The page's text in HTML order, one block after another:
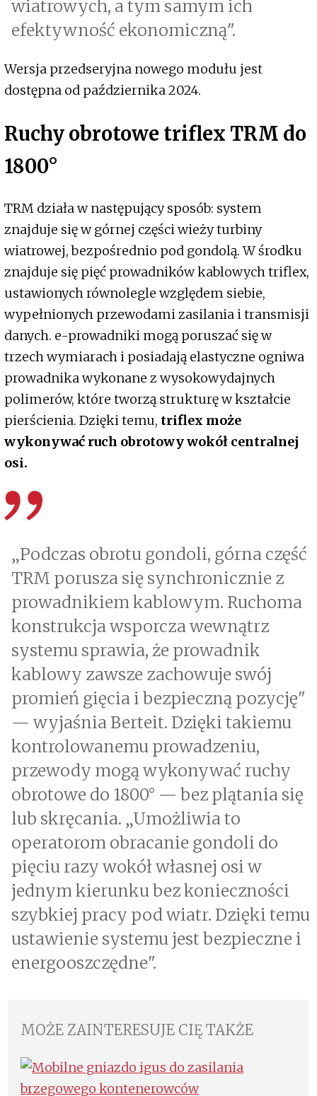
wiatrowych, a tym samym ich
efektywność ekonomiczną".
Wersja przedseryjna nowego modułu jest
dostępna od października 2024.
Ruchy obrotowe triflex TRM do
1800°
TRM działa w następujący sposób: system
znajduje się w górnej części wieży turbiny
wiatrowej, bezpośrednio pod gondolą. W środku
znajduje się pięć prowadników kablowych triflex,
ustawionych równolegle względem siebie,
wypełnionych przewodami zasilania i transmisji
danych. e-prowadniki mogą poruszać się w
trzech wymiarach i posiadają elastyczne ogniwa
prowadnika wykonane z wysokowydajnych
polimerów, które tworzą strukturę w kształcie
pierścienia. Dzięki temu, triflex może
wykonywać ruch obrotowy wokół centralnej
osi.
„Podczas obrotu gondoli, górna część
TRM porusza się synchronicznie z
prowadnikiem kablowym. Ruchoma
konstrukcja wsporcza wewnątrz
systemu sprawia, że prowadnik
kablowy zawsze zachowuje swój
promień gięcia i bezpieczną pozycję"
— wyjaśnia Berteit. Dzięki takiemu
kontrolowanemu prowadzeniu,
przewody mogą wykonywać ruchy
obrotowe do 1800° — bez plątania się
lub skręcania. „Umożliwia to
operatorom obracanie gondoli do
pięciu razy wokół własnej osi w
jednym kierunku bez konieczności
szybkiej pracy pod wiatr. Dzięki temu
ustawienie systemu jest bezpieczne i
energooszczędne".
MOŻE ZAINTERESUJE CIĘ TAKŻE